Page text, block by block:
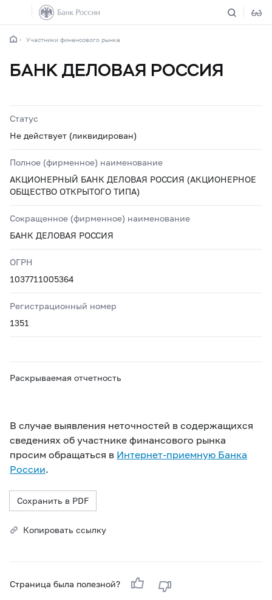
Участники финансового рынка
БАНК ДЕЛОВАЯ РОССИЯ
Статус
Не действует (ликвидирован)
Полное (фирменное) наименование
АКЦИОНЕРНЫЙ БАНК ДЕЛОВАЯ РОССИЯ (АКЦИОНЕРНОЕ
ОБЩЕСТВО ОТКРЫТОГО ТИПА)
Сокращенное (фирменное) наименование
БАНК ДЕЛОВАЯ РОССИЯ
ОГРН
1037711005364
Регистрационный номер
1351
Раскрываемая отчетность
В случае выявления неточностей в содержащихся
сведениях об участнике финансового рынка
просим обращаться в Интернет-приемную Банка
России.
Сохранить в PDF
Копировать ссылку
Страница была полезной?